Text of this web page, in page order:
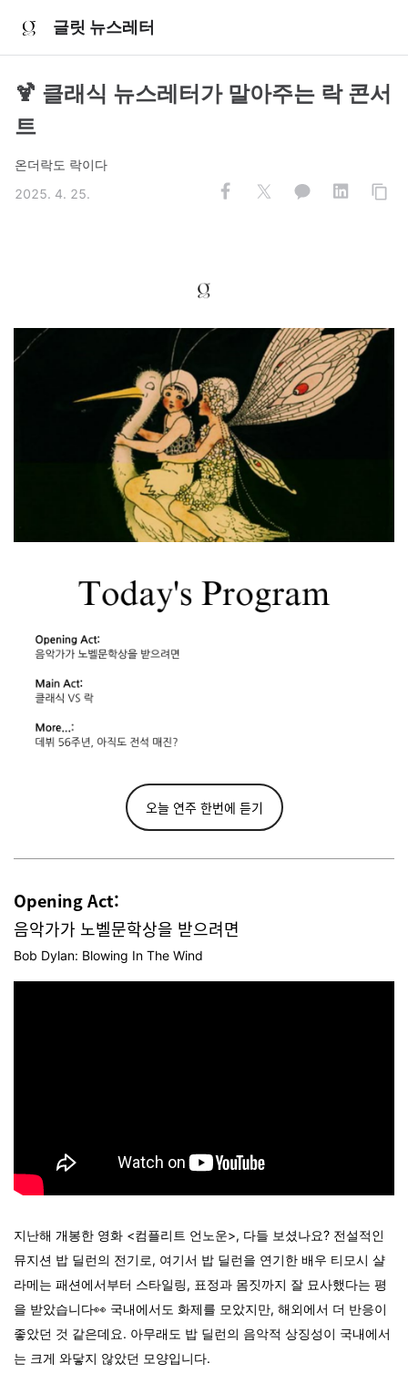
글릿 뉴스레터
🍹 클래식 뉴스레터가 말아주는 락 콘서
트
온더락도 락이다
2025. 4. 25.
오늘 연주 한번에 듣기
Opening Act:
음악가가 노벨문학상을 받으려면
Bob Dylan: Blowing In The Wind
지난해 개봉한 영화 <컴플리트 언노운>, 다들 보셨나요? 전설적인
뮤지션 밥 딜런의 전기로, 여기서 밥 딜런을 연기한 배우 티모시 샬
라메는 패션에서부터 스타일링, 표정과 몸짓까지 잘 묘사했다는 평
을 받았습니다👀 국내에서도 화제를 모았지만, 해외에서 더 반응이
좋았던 것 같은데요. 아무래도 밥 딜런의 음악적 상징성이 국내에서
는 크게 와닿지 않았던 모양입니다.